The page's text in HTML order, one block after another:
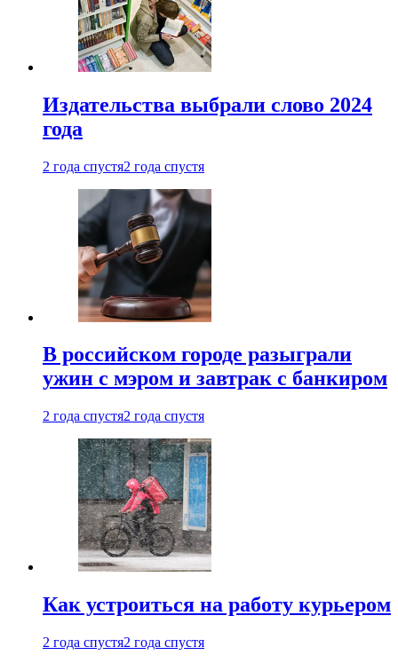
Издательства выбрали слово 2024
года
2 года спустя2 года спустя
В российском городе разыграли
ужин с мэром и завтрак с банкиром
2 года спустя2 года спустя
Как устроиться на работу курьером
2 года спустя2 года спустя